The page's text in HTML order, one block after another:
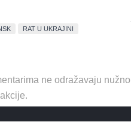
RAT U UKRAJINI
ne odražavaju nužno